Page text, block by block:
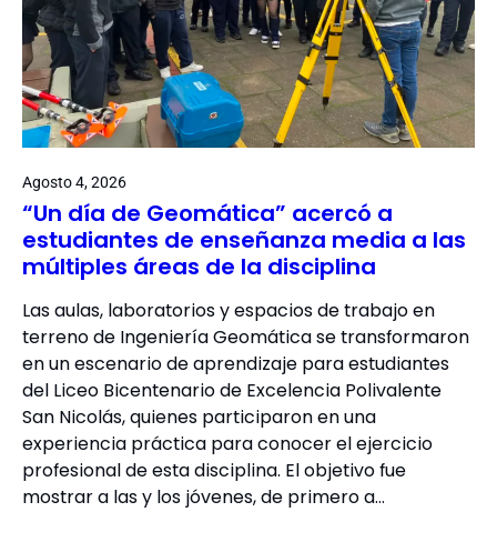
Agosto 4, 2026
“Un día de Geomática” acercó a
estudiantes de enseñanza media a las
múltiples áreas de la disciplina
Las aulas, laboratorios y espacios de trabajo en
terreno de Ingeniería Geomática se transformaron
en un escenario de aprendizaje para estudiantes
del Liceo Bicentenario de Excelencia Polivalente
San Nicolás, quienes participaron en una
experiencia práctica para conocer el ejercicio
profesional de esta disciplina. El objetivo fue
mostrar a las y los jóvenes, de primero a…